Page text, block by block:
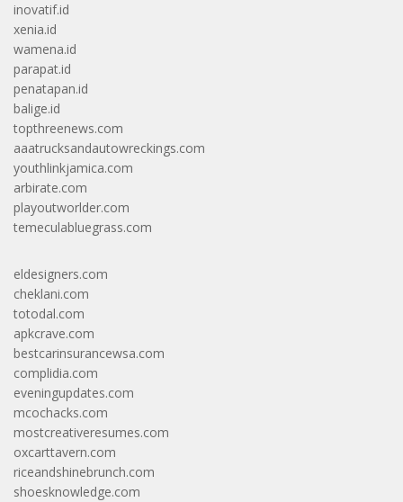
inovatif.id
xenia.id
wamena.id
parapat.id
penatapan.id
balige.id
topthreenews.com
aaatrucksandautowreckings.com
youthlinkjamica.com
arbirate.com
playoutworlder.com
temeculabluegrass.com
eldesigners.com
cheklani.com
totodal.com
apkcrave.com
bestcarinsurancewsa.com
complidia.com
eveningupdates.com
mcochacks.com
mostcreativeresumes.com
oxcarttavern.com
riceandshinebrunch.com
shoesknowledge.com